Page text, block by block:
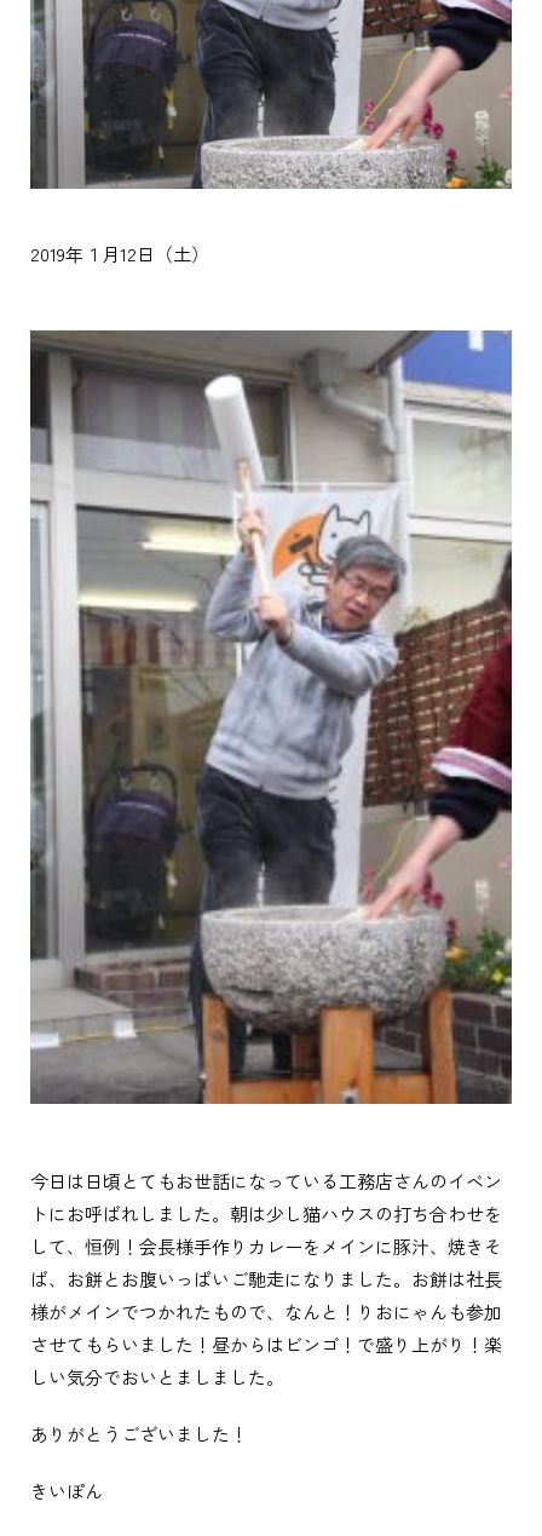
2019年１月12日（土）
今日は日頃とてもお世話になっている工務店さんのイベン
トにお呼ばれしました。朝は少し猫ハウスの打ち合わせを
して、恒例！会長様手作りカレーをメインに豚汁、焼きそ
ば、お餅とお腹いっぱいご馳走になりました。お餅は社長
様がメインでつかれたもので、なんと！りおにゃんも参加
させてもらいました！昼からはビンゴ！で盛り上がり！楽
しい気分でおいとましました。
ありがとうございました！
きいぽん